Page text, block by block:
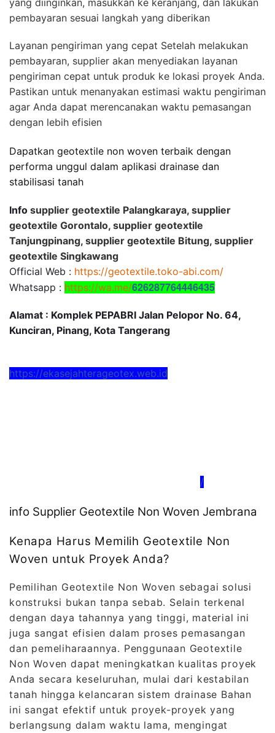
yang diinginkan, masukkan ke keranjang, dan lakukan
pembayaran sesuai langkah yang diberikan
Layanan pengiriman yang cepat Setelah melakukan
pembayaran, supplier akan menyediakan layanan
pengiriman cepat untuk produk ke lokasi proyek Anda.
Pastikan untuk menanyakan estimasi waktu pengiriman
agar Anda dapat merencanakan waktu pemasangan
dengan lebih efisien
Dapatkan geotextile non woven terbaik dengan
performa unggul dalam aplikasi drainase dan
stabilisasi tanah
Info supplier geotextile Palangkaraya, supplier
geotextile Gorontalo, supplier geotextile
Tanjungpinang, supplier geotextile Bitung, supplier
geotextile Singkawang
Official Web : https://geotextile.toko-abi.com/
Whatsapp : https://wa.me/626287764446435
Alamat : Komplek PEPABRI Jalan Pelopor No. 64,
Kunciran, Pinang, Kota Tangerang
https://ekasejahterageotex.web.id
/
info Supplier Geotextile Non Woven Jembrana
Kenapa Harus Memilih Geotextile Non
Woven untuk Proyek Anda?
Pemilihan Geotextile Non Woven sebagai solusi
konstruksi bukan tanpa sebab. Selain terkenal
dengan daya tahannya yang tinggi, material ini
juga sangat efisien dalam proses pemasangan
dan pemeliharaannya. Penggunaan Geotextile
Non Woven dapat meningkatkan kualitas proyek
Anda secara keseluruhan, mulai dari kestabilan
tanah hingga kelancaran sistem drainase Bahan
ini sangat efektif untuk proyek-proyek yang
berlangsung dalam waktu lama, mengingat